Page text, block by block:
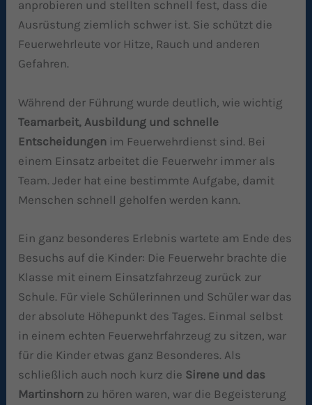
anprobieren und stellten schnell fest, dass die
Ausrüstung ziemlich schwer ist. Sie schützt die
Feuerwehrleute vor Hitze, Rauch und anderen
Gefahren.
Während der Führung wurde deutlich, wie wichtig
Teamarbeit, Ausbildung und schnelle
Entscheidungen im Feuerwehrdienst sind. Bei
einem Einsatz arbeitet die Feuerwehr immer als
Team. Jeder hat eine bestimmte Aufgabe, damit
Menschen schnell geholfen werden kann.
Ein ganz besonderes Erlebnis wartete am Ende des
Besuchs auf die Kinder: Die Feuerwehr brachte die
Klasse mit einem Einsatzfahrzeug zurück zur
Schule. Für viele Schülerinnen und Schüler war das
der absolute Höhepunkt des Tages. Einmal selbst
in einem echten Feuerwehrfahrzeug zu sitzen, war
für die Kinder etwas ganz Besonderes. Als
schließlich auch noch kurz die Sirene und das
Martinshorn zu hören waren, war die Begeisterung